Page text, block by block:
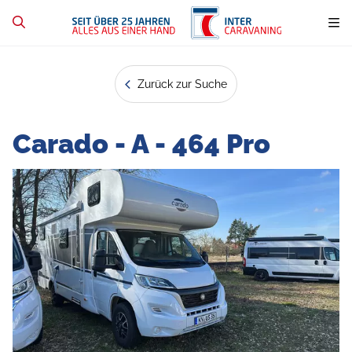
Zurück zur Suche
Carado - A - 464 Pro